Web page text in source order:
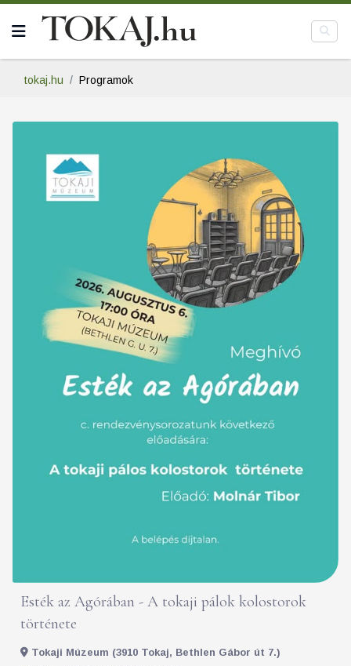
tokaj.hu Programok
Esték az Agórában - A tokaji pálok kolostorok
története
Tokaji Múzeum (3910 Tokaj, Bethlen Gábor út 7.)